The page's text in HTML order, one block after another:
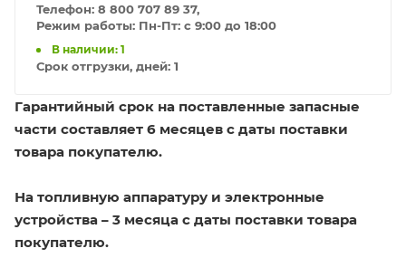
Телефон: 8 800 707 89 37,
Режим работы: Пн-Пт: с 9:00 до 18:00
В наличии: 1
Срок отгрузки, дней: 1
Гарантийный срок на поставленные запасные
части составляет 6 месяцев с даты поставки
товара покупателю.
На топливную аппаратуру и электронные
устройства – 3 месяца с даты поставки товара
покупателю.